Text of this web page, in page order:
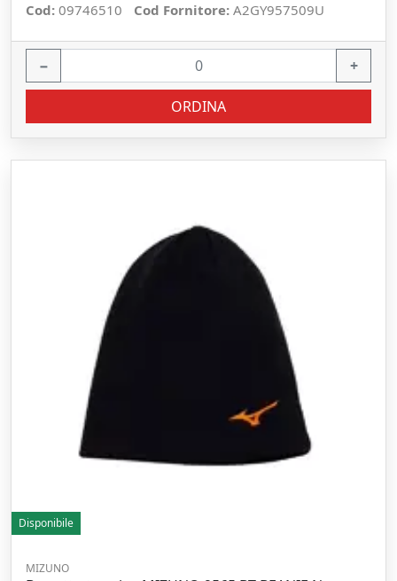
Cod: 09746510 Cod Fornitore: A2GY957509U
− +
ORDINA
Disponibile
MIZUNO